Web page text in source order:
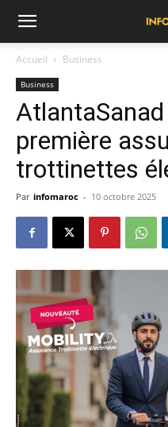
Accueil Business
Business
première
trottinettes
Par infomaroc - 10 octobre 2025